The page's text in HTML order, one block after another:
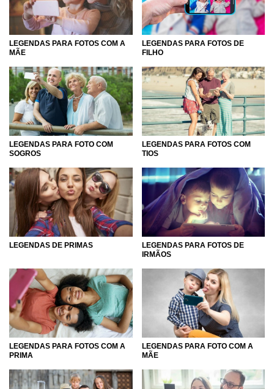
LEGENDAS PARA FOTOS COM A
MÃE
LEGENDAS PARA FOTOS DE
FILHO
LEGENDAS PARA FOTO COM
SOGROS
LEGENDAS PARA FOTOS COM
TIOS
LEGENDAS DE PRIMAS
LEGENDAS PARA FOTOS DE
IRMÃOS
LEGENDAS PARA FOTOS COM A
PRIMA
LEGENDAS PARA FOTO COM A
MÃE